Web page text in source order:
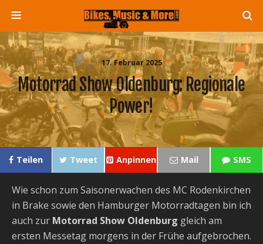
17. Februar 2025
Motorrad Show Oldenburg: Regionale
Power!
Teilen Tweet Anpinnen Mail SMS
Wie schon zum Saisonerwachen des MC Rodenkirchen
in Brake sowie den Hamburger Motorradtagen bin ich
auch zur Motorrad Show Oldenburg gleich am
ersten Messetag morgens in der Frühe aufgebrochen.